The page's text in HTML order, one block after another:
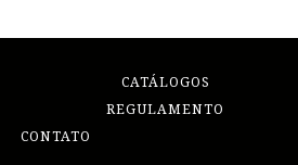
CATÁLOGOS
REGULAMENTO
CONTATO